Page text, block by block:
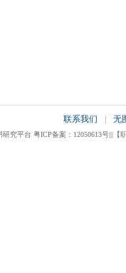
联系我们 无
究平台 粤ICP备案：12050613号|||【